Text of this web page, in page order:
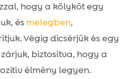
hogy a kölyköt egy
és melegben,
Végig dicsérjük és egy
biztosítva, hogy a
élmény legyen.